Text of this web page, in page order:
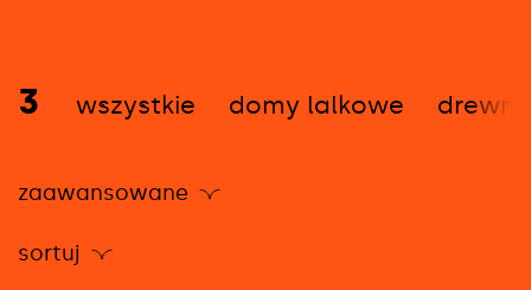
3 wszystkie domy lalkowe
zaawansowane
sortuj